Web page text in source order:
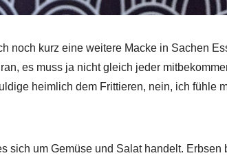
noch kurz eine weitere Macke in Sachen
es muss ja nicht gleich jeder
heimlich dem Frittieren, nein, ich fühle
sich um Gemüse und Salat handelt.